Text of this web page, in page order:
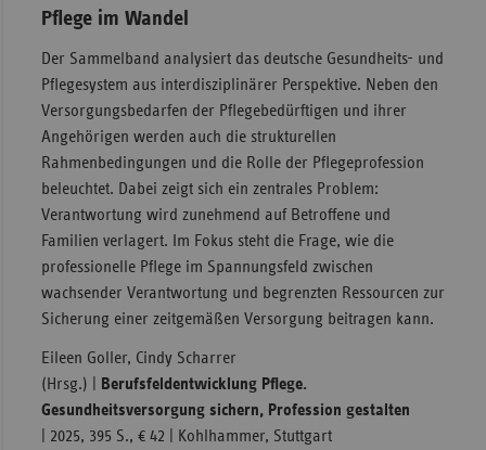
Pflege im Wandel
Der Sammelband analysiert das deutsche Gesundheits- und
Pflegesystem aus interdisziplinärer Perspektive. Neben den
Versorgungsbedarfen der Pflegebedürftigen und ihrer
Angehörigen werden auch die strukturellen
Rahmenbedingungen und die Rolle der Pflegeprofession
beleuchtet. Dabei zeigt sich ein zentrales Problem:
Verantwortung wird zunehmend auf Betroffene und
Familien verlagert. Im Fokus steht die Frage, wie die
professionelle Pflege im Spannungsfeld zwischen
wachsender Verantwortung und begrenzten Ressourcen zur
Sicherung einer zeitgemäßen Versorgung beitragen kann.
Eileen Goller, Cindy Scharrer
(Hrsg.) |
Berufsfeldentwicklung Pflege.
Gesundheitsversorgung sichern, Profession gestalten
| 2025, 395 S., € 42 | Kohlhammer, Stuttgart